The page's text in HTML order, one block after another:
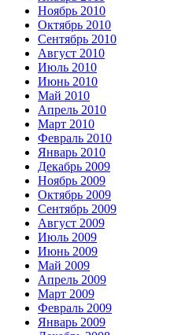
Ноябрь 2010
Октябрь 2010
Сентябрь 2010
Август 2010
Июль 2010
Июнь 2010
Май 2010
Апрель 2010
Март 2010
Февраль 2010
Январь 2010
Декабрь 2009
Ноябрь 2009
Октябрь 2009
Сентябрь 2009
Август 2009
Июль 2009
Июнь 2009
Май 2009
Апрель 2009
Март 2009
Февраль 2009
Январь 2009